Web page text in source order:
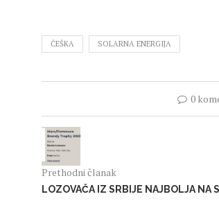
ČEŠKA SOLARNA ENERGIJA
0
Prethodni članak
LOZOVAČA IZ SRBIJE NAJBOLJA NA